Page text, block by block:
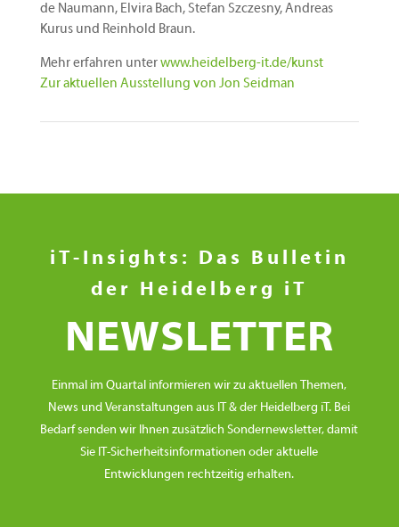
de Naumann, Elvira Bach, Stefan Szczesny, Andreas
Kurus und Reinhold Braun.
Mehr erfahren unterwww.heidelberg-it.de/kunst
Zur aktuellen Ausstellung von Jon Seidman
iT-Insights: Das Bulletin
der Heidelberg iT
NEWSLETTER
Einmal im Quartal informieren wir zu aktuellen Themen,
News und Veranstaltungen aus IT & der Heidelberg iT. Bei
Bedarf senden wir Ihnen zusätzlich Sondernewsletter, damit
Sie IT-Sicherheitsinformationen oder aktuelle
Entwicklungen rechtzeitig erhalten.